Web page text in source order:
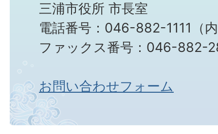
三浦市役所 市長室
電話番号：046-882-1111（
ファックス番号：046-882-
お問い合わせフォーム